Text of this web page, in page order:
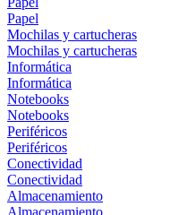
Papel
Mochilas y cartucheras
Mochilas y cartucheras
Informática
Informática
Notebooks
Notebooks
Periféricos
Periféricos
Conectividad
Conectividad
Almacenamiento
Almacenamiento